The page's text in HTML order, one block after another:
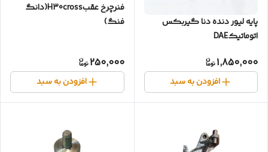
پایه لیور دنده دنا گیربکس
اتوماتیکDAE
1,850,000
افزودن به سبد
فنر‌چرخ عقب‌H30cross(دانگ
فنگ)
250,000
افزودن به سبد